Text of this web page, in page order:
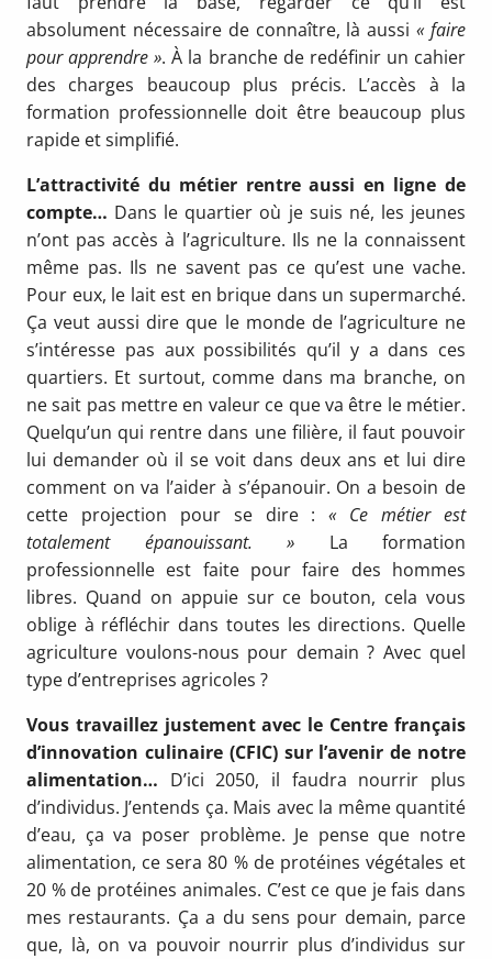
absolument nécessaire de connaître, là aussi« faire
pour apprendre ». À la branche de redéfinir un cahier
des charges beaucoup plus précis. L’accès à la
formation professionnelle doit être beaucoup plus
rapide et simplifié.
L’attractivité du métier rentre aussi en ligne de
compte… Dans le quartier où je suis né, les jeunes
n’ont pas accès à l’agriculture. Ils ne la connaissent
même pas. Ils ne savent pas ce qu’est une vache.
Pour eux, le lait est en brique dans un supermarché.
Ça veut aussi dire que le monde de l’agriculture ne
s’intéresse pas aux possibilités qu’il y a dans ces
quartiers. Et sur­tout, comme dans ma branche, on
ne sait pas mettre en valeur ce que va être le métier.
Quelqu’un qui rentre dans une filière, il faut pou­voir
lui demander où il se voit dans deux ans et lui dire
comment on va l’aider à s’épanouir. On a besoin de
cette projection pour se dire :« Ce métier est
totalement épanouissant. » La forma­tion
professionnelle est faite pour faire des hommes
libres. Quand on appuie sur ce bouton, cela vous
oblige à réfléchir dans toutes les direc­tions. Quelle
agriculture voulons-nous pour de­main ? Avec quel
type d’entreprises agricoles ?
Vous travaillez justement avec le Centre français
d’innovation culinaire (CFIC) sur l’avenir de notre
alimentation… D’ici 2050, il faudra nourrir plus
d’individus. J’entends ça. Mais avec la même quantité
d’eau, ça va poser problème. Je pense que notre
alimentation, ce sera 80 % de protéines végétales et
20 % de pro­téines animales. C’est ce que je fais dans
mes restaurants. Ça a du sens pour demain, parce
que, là, on va pouvoir nourrir plus d’individus sur